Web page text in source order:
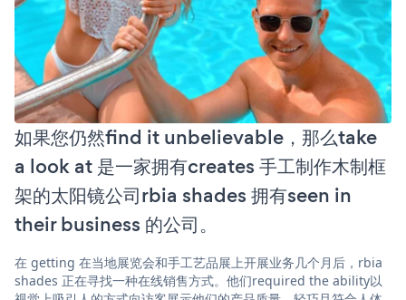
如果您仍然find it unbelievable，那么take
a look at 是一家拥有creates 手工制作木制框
架的太阳镜公司rbia shades 拥有seen in
their business 的公司。
在 getting 在当地展览会和手工艺品展上开展业务几个月后，rbia
shades 正在寻找一种在线销售方式。他们required the ability以